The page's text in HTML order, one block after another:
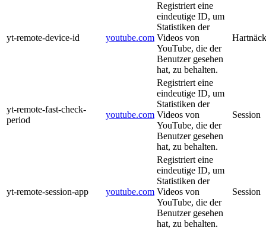
yt-remote-device-id youtube.com
Registriert eine
eindeutige ID, um
Statistiken der
Videos von
YouTube, die der
Benutzer gesehen
hat, zu behalten.
yt-remote-fast-check-
period
youtube.com
Registriert eine
eindeutige ID, um
Statistiken der
Videos von
YouTube, die der
Benutzer gesehen
hat, zu behalten.
Session
yt-remote-session-app youtube.com
Registriert eine
eindeutige ID, um
Statistiken der
Videos von
YouTube, die der
Benutzer gesehen
hat, zu behalten.
Session